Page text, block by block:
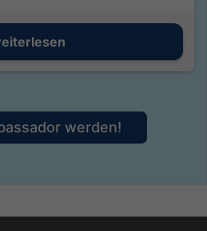
werden!